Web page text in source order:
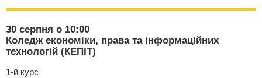
30 серпня о 10:00
Коледж економіки, права та інформаційних
технологій (КЕПІТ)
1-й курс